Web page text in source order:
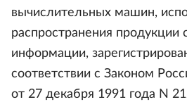
вычислительных машин,
распространения продукции
информации,
соответствии с Законом
от 27 декабря 1991 года N